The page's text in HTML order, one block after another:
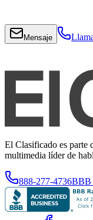
Mensaje
El Clasificado es parte
multimedia líder de
888-277-4736BBB